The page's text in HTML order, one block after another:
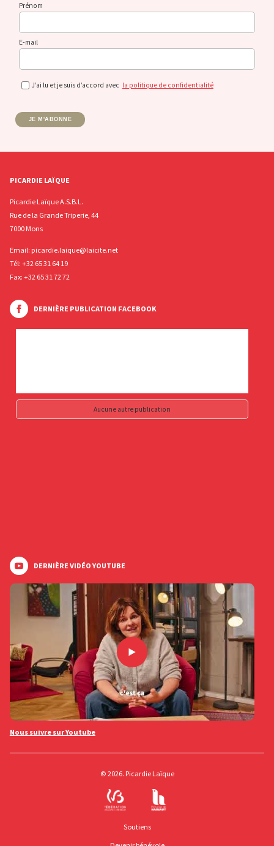
Prénom
E-mail
J’ai lu et je suis d’accord avec la politique de confidentialité
JE M'ABONNE
PICARDIE LAÏQUE
Picardie Laïque A.S.B.L.
Rue de la Grande Triperie, 44
7000 Mons
Email: picardie.laique@laicite.net
Tél: +32 65 31 64 19
Fax: +32 65 31 72 72
DERNIÈRE PUBLICATION FACEBOOK
Aucune autre publication
DERNIÈRE VIDÉO YOUTUBE
Nous suivre sur Youtube
© 2026. Picardie Laïque
Soutiens